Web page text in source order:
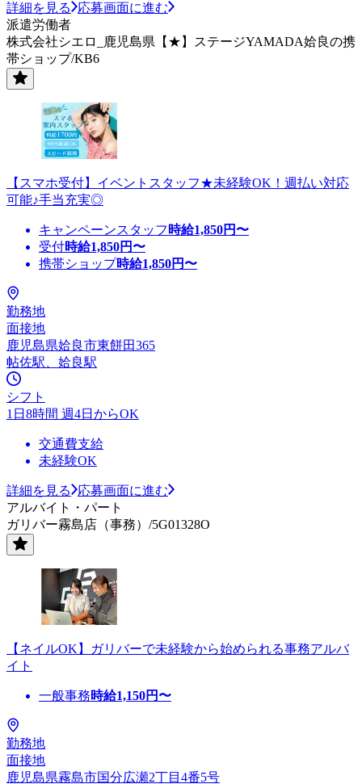
詳細を見る
応募画面に進む
派遣労働者
株式会社シエロ_鹿児島県【★】ステージYAMADA姶良の携
帯ショップ/KB6
【スマホ受付】イベントスタッフ★未経験OK！週払い対応
可能♪手当充実◎
キャンペーンスタッフ 時給1,850円〜
受付時給1,850円〜
携帯ショップ時給1,850円〜
勤務地
面接地
鹿児島県姶良市東餅田365
帖佐駅、姶良駅
シフト
1日8時間 週4日からOK
交通費支給
未経験OK
詳細を見る
応募画面に進む
アルバイト・パート
ガリバー霧島店（事務）/5G01328O
【ネイルOK】ガリバーで未経験から始められる事務アルバ
イト
一般事務時給1,150円〜
勤務地
面接地
鹿児島県霧島市国分広瀬2丁目4番5号